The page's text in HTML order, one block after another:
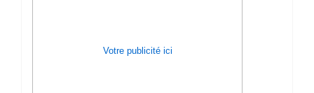
Votre publicité ici